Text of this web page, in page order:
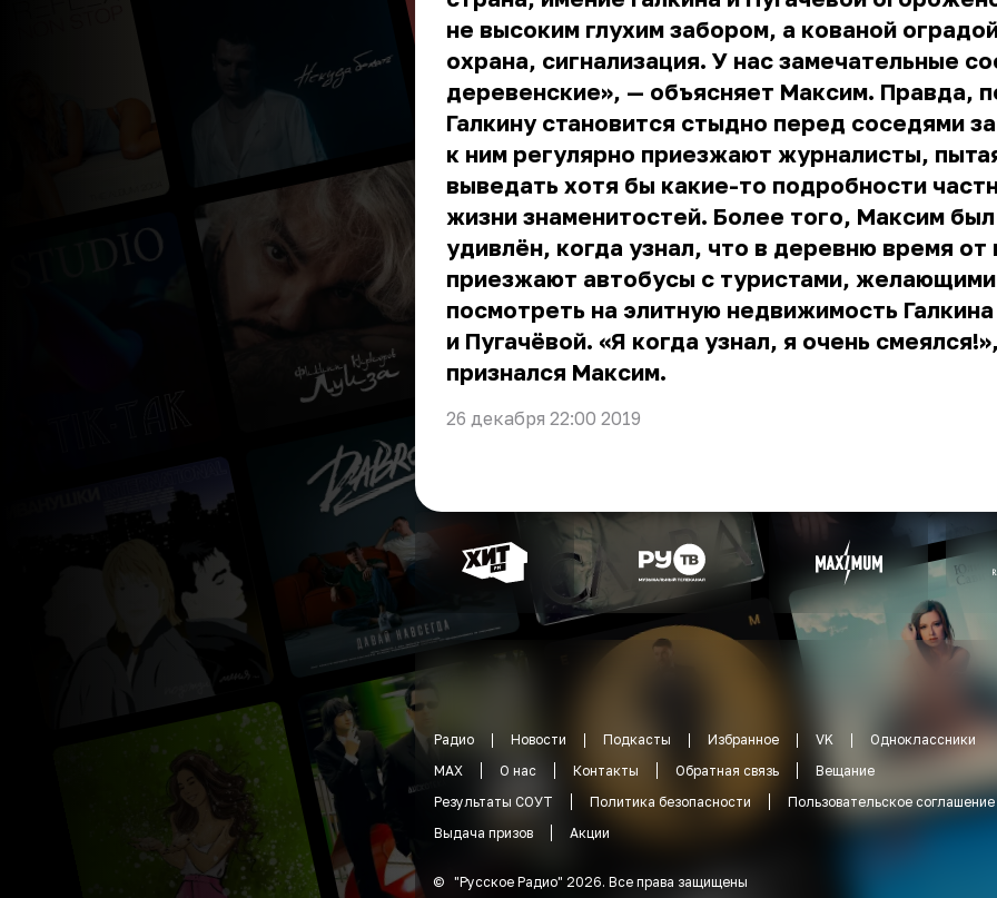
не высоким глухим забором, а кованой
охрана, сигнализация. У нас замечательные
деревенские», — объясняет Максим. Правда,
Галкину становится стыдно перед соседями
к ним регулярно приезжают журналисты,
выведать хотя бы какие-то подробности
жизни знаменитостей. Более того, Максим был
удивлён, когда узнал, что в деревню время от
приезжают автобусы с туристами, желающими
посмотреть на элитную недвижимость Галкина
и Пугачёвой. «Я когда узнал, я очень
признался Максим.
26 декабря 22:00 2019
Радио Новости Подкасты Избранное VK
Одноклассники
MAX
О нас Контакты Обратная связь
Вещание
Результаты СОУТ
Политика безопасности
Пользовательское соглашение
Выдача призов
Акции
© "Русское Радио" 2026. Все права защищены